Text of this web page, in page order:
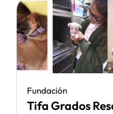
Fundación
Tifa Grados